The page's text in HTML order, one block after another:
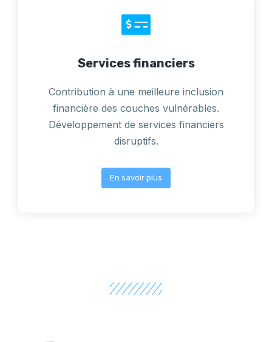
Services financiers
Contribution à une meilleure inclusion
financière des couches vulnérables.
Développement de services financiers
disruptifs.
En savoir plus